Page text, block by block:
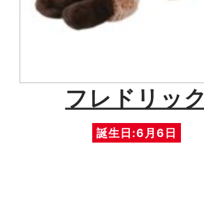
フレドリック
誕生日:6月6日